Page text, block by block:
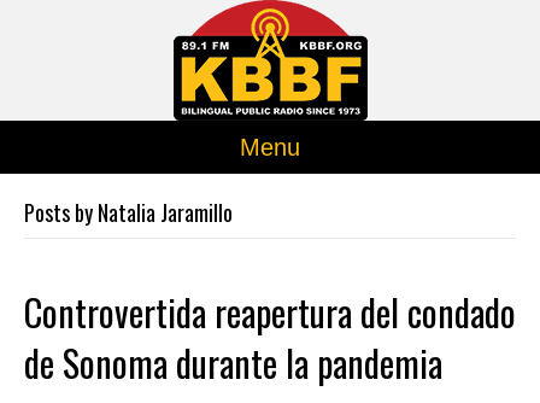
Menu
Posts by Natalia Jaramillo
Controvertida reapertura del condado
de Sonoma durante la pandemia